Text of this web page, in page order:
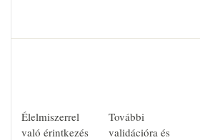
Élelmiszerrel
való érintkezés
További
validációra és